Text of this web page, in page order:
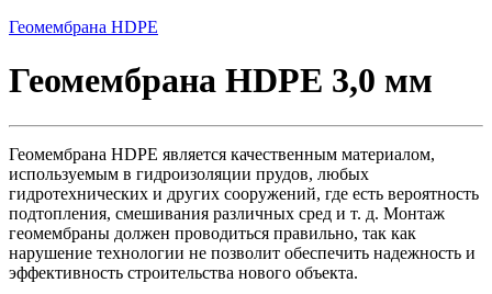
Геомембрана HDPE
Геомембрана HDPE 3,0 мм
Геомембрана HDPE является качественным материалом,
используемым в гидроизоляции прудов, любых
гидротехнических и других сооружений, где есть вероятность
подтопления, смешивания различных сред и т. д. Монтаж
геомембраны должен проводиться правильно, так как
нарушение технологии не позволит обеспечить надежность и
эффективность строительства нового объекта.